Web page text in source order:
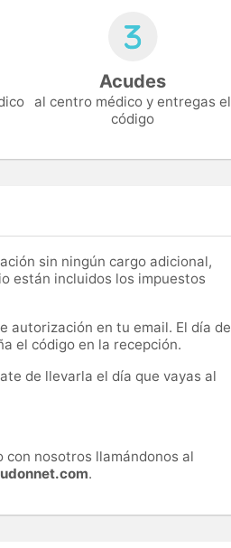
Acudes
al centro médico y entregas el
código
sin ningún cargo adicional,
están incluidos los impuestos
autorización en tu email. El día de
el código en la recepción.
de llevarla el día que vayas al
nosotros llamándonos al
.